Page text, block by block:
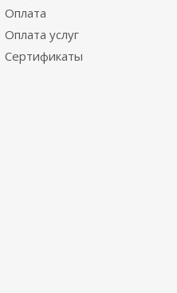
Оплата
Оплата услуг
Сертификаты